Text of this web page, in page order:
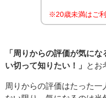
※20歳未満はご
「周りからの評価が気に
い切って知りたい！」
とお
周りからの評価はたった